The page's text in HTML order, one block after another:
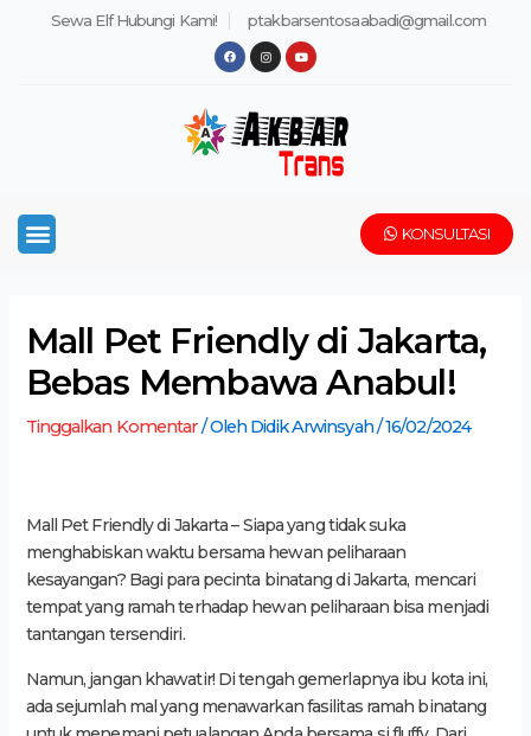
Sewa Elf Hubungi Kami! ptakbarsentosaabadi@gmail.com
F
a
c
k
I
n
s
r
a
m
Y
o
u
e
Menu KONSULTASI
Mall Pet Friendly di Jakarta,
Bebas Membawa Anabul!
Tinggalkan Komentar/ OlehDidik Arwinsyah/16/02/2024
Mall Pet Friendly di Jakarta – Siapa yang tidak suka
menghabiskan waktu bersama hewan peliharaan
kesayangan? Bagi para pecinta binatang di Jakarta, mencari
tempat yang ramah terhadap hewan peliharaan bisa menjadi
tantangan tersendiri.
Namun, jangan khawatir! Di tengah gemerlapnya ibu kota ini,
ada sejumlah mal yang menawarkan fasilitas ramah binatang